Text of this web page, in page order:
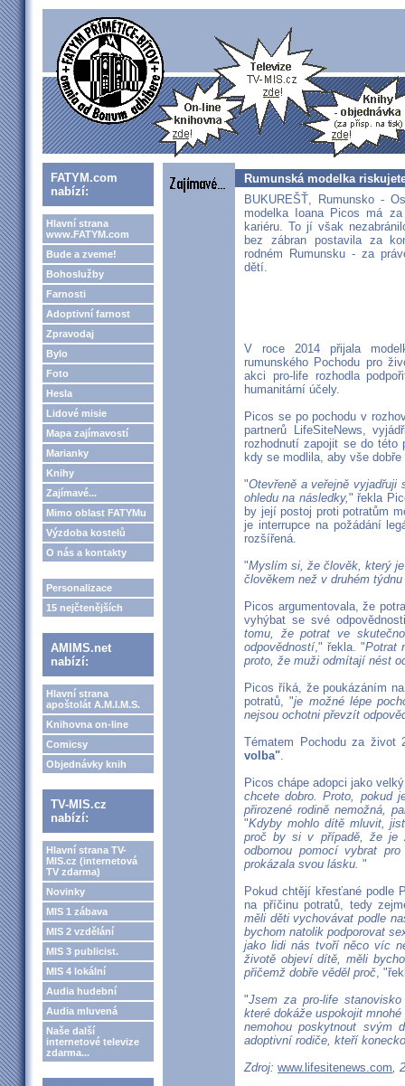
FATYM.com
nabízí:
Hlavní strana
www.FATYM.com
Bude a zveme!
Bohoslužby
Farnosti
Adoptivní farnost
Zpravodaj
Bylo
Foto
Hesla
Lidové misie
Mapa zajímavostí
Marianky
Knihy
Zajímavé...
Mimo oblast FATYMu
Výzdoba kostelů
O nás a kontakty
Personalizace
15 nejčtenějších
AMIMS.net
nabízí:
Hlavní strana
apoštolát A.M.I.M.S.
Knihovna on-line
Comicsy
Objednávky knih
TV-MIS.cz
nabízí:
Hlavní strana TV-
MIS.cz (internetová
TV zdarma)
Novinky
MIS 1 zábava
MIS 2 vzdělání
MIS 3 publicist.
MIS 4 lokální
Audia hudební
Audia mluvená
Naše další
internetové televize
zdarma...
Rumunská modelka
BUKUREŠŤ, Rumunsko -
modelka Ioana Picos má
kariéru. To jí však
bez zábran postavila za
rodném Rumunsku - za
dětí.
V roce 2014 přijala
rumunského Pochodu pro
akci pro-life rozhodla
humanitární účely.
Picos se po pochodu v
partnerů LifeSiteNews,
rozhodnutí zapojit se do této
kdy se modlila, aby vše dobře
"Otevřeně a veřejně vyjadřuji
ohledu na následky," řekla
by její postoj proti potratům
je interrupce na požádání
rozšířená.
"Myslím si, že člověk, který
člověkem než v druhém
Picos argumentovala, že
vyhýbat se své
tomu, že potrat ve
odpovědností," řekla. "Potrat
proto, že muži odmítají nést
Picos říká, že poukázáním
potratů, "je možné lépe
nejsou ochotni převzít
Tématem Pochodu za
volba".
Picos chápe adopci jako
chcete dobro. Proto, pokud
přirozené rodině nemožná,
"Kdyby mohlo dítě mluvit,
proč by si v případě, že je
odbornou pomocí vybrat
prokázala svou lásku. "
Pokud chtějí křesťané podle
na příčinu potratů, tedy
měli děti vychovávat podle
bychom natolik podporovat
jako lidi nás tvoří něco víc
životě objeví dítě, měli
přičemž dobře věděl proč,
"Jsem za pro-life
které dokáže uspokojit mnohé
nemohou poskytnout svým
adoptivní rodiče, kteří
Zdroj: www.lifesitenews.com,